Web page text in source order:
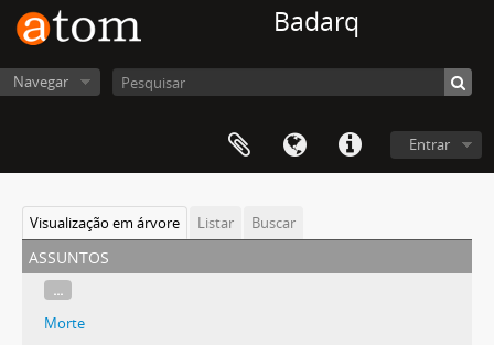
Badarq
Navegar
Entrar
Visualização em árvore Listar Buscar
assuntos
...
Morte